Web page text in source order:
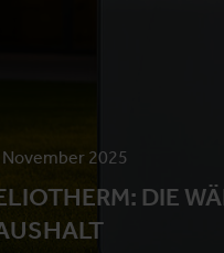
November 2025
DIE